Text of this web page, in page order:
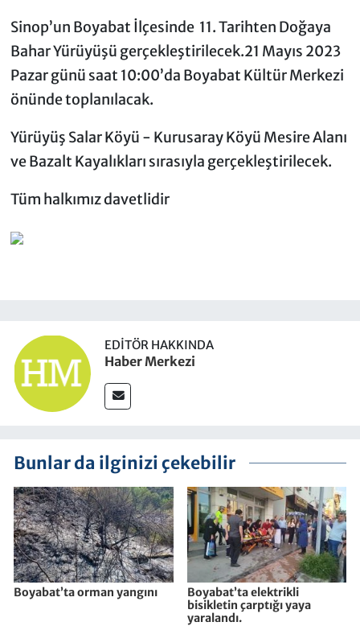
Sinop’un Boyabat İlçesinde 11. Tarihten Doğaya
Bahar Yürüyüşü gerçekleştirilecek.21 Mayıs 2023
Pazar günü saat 10:00’da Boyabat Kültür Merkezi
önünde toplanılacak.
Yürüyüş Salar Köyü - Kurusaray Köyü Mesire Alanı
ve Bazalt Kayalıkları sırasıyla gerçekleştirilecek.
Tüm halkımız davetlidir
EDITÖR HAKKINDA
Haber Merkezi
Bunlar da ilginizi çekebilir
Boyabat’ta orman yangını
Boyabat’ta elektrikli
bisikletin çarptığı yaya
yaralandı.